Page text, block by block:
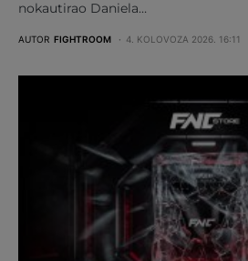
nokautirao Daniela…
AUTOR FIGHTROOM 4. KOLOVOZA 2026. 16:11